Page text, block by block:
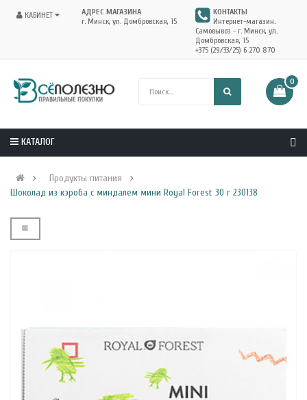
КАБИНЕТ
АДРЕС МАГАЗИНА
г. Минск, ул. Домбровская, 15
КОНТАКТЫ
Интернет-магазин.
Самовывоз - г. Минск, ул.
Домбровская, 15
+375 (29/33/25) 6 270 870
0
КАТАЛОГ
Продукты питания
Шоколад из кэроба с миндалем мини Royal Forest 30 г 230138